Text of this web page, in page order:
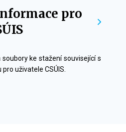
pro
ke stažení související s
uživatele CSÚIS.